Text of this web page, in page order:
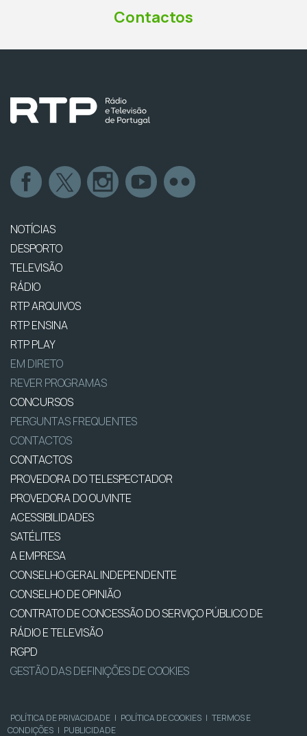
Contactos
NOTÍCIAS
DESPORTO
TELEVISÃO
RÁDIO
RTP ARQUIVOS
RTP ENSINA
RTP PLAY
EM DIRETO
REVER PROGRAMAS
CONCURSOS
PERGUNTAS FREQUENTES
CONTACTOS
CONTACTOS
PROVEDORA DO TELESPECTADOR
PROVEDORA DO OUVINTE
ACESSIBILIDADES
SATÉLITES
A EMPRESA
CONSELHO GERAL INDEPENDENTE
CONSELHO DE OPINIÃO
CONTRATO DE CONCESSÃO DO SERVIÇO PÚBLICO DE
RÁDIO E TELEVISÃO
RGPD
GESTÃO DAS DEFINIÇÕES DE COOKIES
POLÍTICA DE PRIVACIDADE | POLÍTICA DE COOKIES | TERMOS E
CONDIÇÕES | PUBLICIDADE